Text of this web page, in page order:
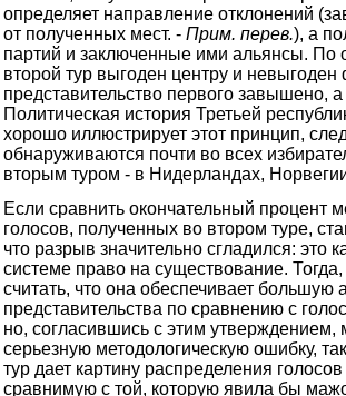
определяет направление отклонений
от полученных мест. - Прим. перев.), а
партий и заключенные ими альянсы. По
второй тур выгоден центру и невыгоден
представительство первого завышено,
Политическая история Третьей
хорошо иллюстрирует этот принцип,
обнаруживаются почти во всех
вторым туром - в Нидерландах,
Если сравнить окончательный процент
голосов, полученных во втором туре,
что разрыв значительно сгладился: это
системе право на существование.
считать, что она обеспечивает большую
представительства по сравнению с
но, согласившись с этим
серьезную методологическую ошибку,
тур дает картину распределения
сравнимую с той, которую явила бы